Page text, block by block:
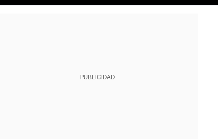
PUBLICIDAD